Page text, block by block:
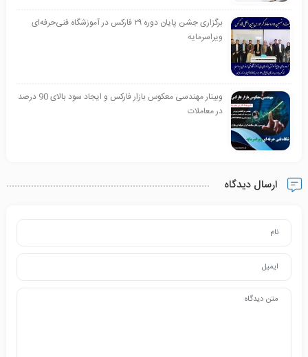
برگزاری جشن پایان دوره ۲۹ فارکس در آموزشگاه فنی‌حرفه‌ای
ویراسرمایه
وبینار مهندسی معکوس بازار فارکس و ایجاد سود بالای 90 درصد
در معاملات
ارسال دیدگاه